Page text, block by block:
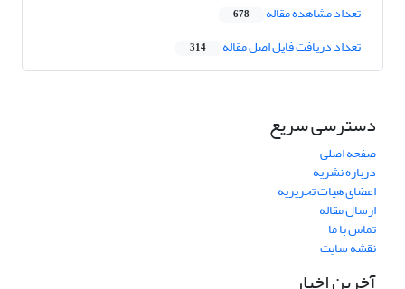
تعداد مشاهده مقاله 678
تعداد دریافت فایل اصل مقاله 314
دسترسی سریع
صفحه اصلی
درباره نشریه
اعضای هیات تحریریه
ارسال مقاله
تماس با ما
نقشه سایت